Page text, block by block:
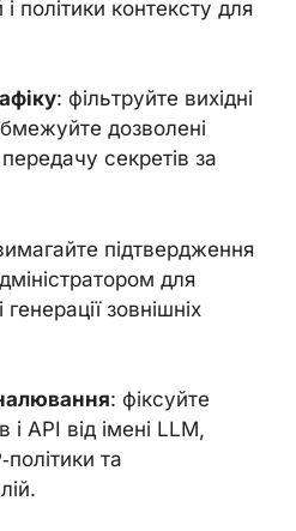
політики контексту для
: фільтруйте вихідні
дозволені
секретів за
підтвердження
для
зовнішніх
: фіксуйте
і API від імені LLM,
та